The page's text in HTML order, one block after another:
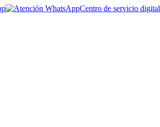
Centro de servicio digital